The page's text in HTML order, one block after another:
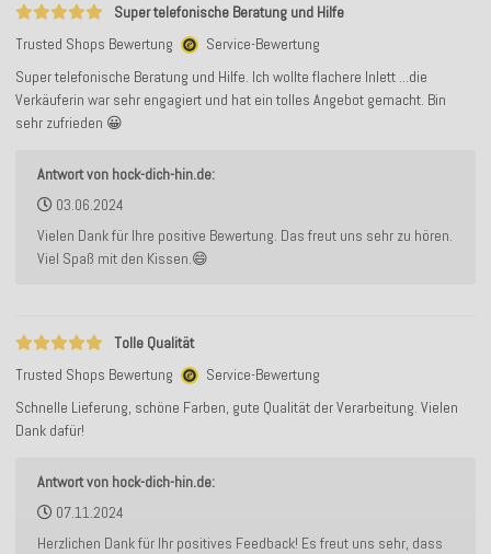
Super telefonische Beratung und Hilfe
Trusted Shops Bewertung
Service-Bewertung
Super telefonische Beratung und Hilfe. Ich wollte flachere Inlett ...die
Verkäuferin war sehr engagiert und hat ein tolles Angebot gemacht. Bin
sehr zufrieden 😀
Antwort von hock-dich-hin.de:
03.06.2024
Vielen Dank für Ihre positive Bewertung. Das freut uns sehr zu hören.
Viel Spaß mit den Kissen.😄
Tolle Qualität
Trusted Shops Bewertung
Service-Bewertung
Schnelle Lieferung, schöne Farben, gute Qualität der Verarbeitung. Vielen
Dank dafür!
Antwort von hock-dich-hin.de:
07.11.2024
Herzlichen Dank für Ihr positives Feedback! Es freut uns sehr, dass